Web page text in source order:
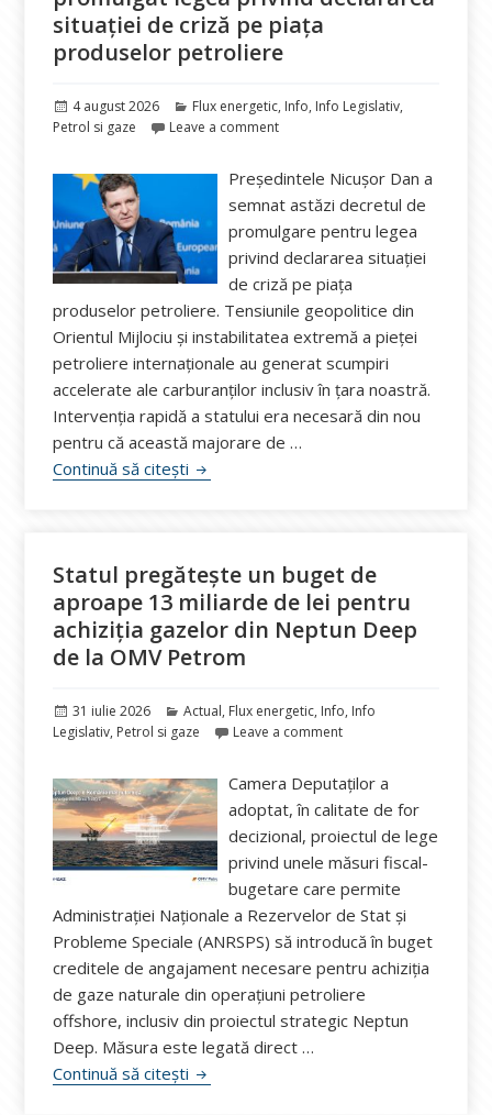
situaţiei de criză pe piaţa
produselor petroliere
Publicat
pe
4 august 2026 Categorii
Flux energetic, Info, Info Legislativ,
Petrol si gaze
Leave a comment
Președintele Nicușor Dan a
semnat astăzi decretul de
promulgare pentru legea
privind declararea situației
de criză pe piața
produselor petroliere. Tensiunile geopolitice din
Orientul Mijlociu și instabilitatea extremă a pieței
petroliere internaționale au generat scumpiri
accelerate ale carburanților inclusiv în țara noastră.
Intervenția rapidă a statului era necesară din nou
pentru că această majorare de …
Continuă să citești Președintele Nicuşor Dan a
Statul pregătește un buget de
aproape 13 miliarde de lei pentru
achiziția gazelor din Neptun Deep
de la OMV Petrom
Publicat
pe
31 iulie 2026 Categorii
Actual, Flux energetic, Info, Info
Legislativ, Petrol si gaze Leave a comment
Camera Deputaților a
adoptat, în calitate de for
decizional, proiectul de lege
privind unele măsuri fiscal-
bugetare care permite
Administrației Naționale a Rezervelor de Stat și
Probleme Speciale (ANRSPS) să introducă în buget
creditele de angajament necesare pentru achiziția
de gaze naturale din operațiuni petroliere
offshore, inclusiv din proiectul strategic Neptun
Deep. Măsura este legată direct …
Continuă să citești Statul pregătește un buget de